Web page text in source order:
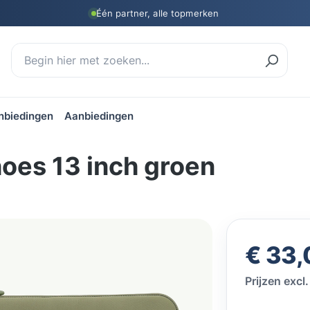
Één partner, alle topmerken
Aanbiedingen
13 inch groen
Normale
€
Prijzen